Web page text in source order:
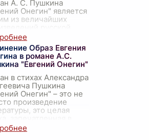
А. С. Пушкина
Онегин" является
из величайших
и центральной
этого рома...
Образ Евгения
в романе А.С.
"Евгений Онегин"
в стихах Александра
Пушкина
Онегин" – это не
произведение
это целая
художественного
И в центре эт